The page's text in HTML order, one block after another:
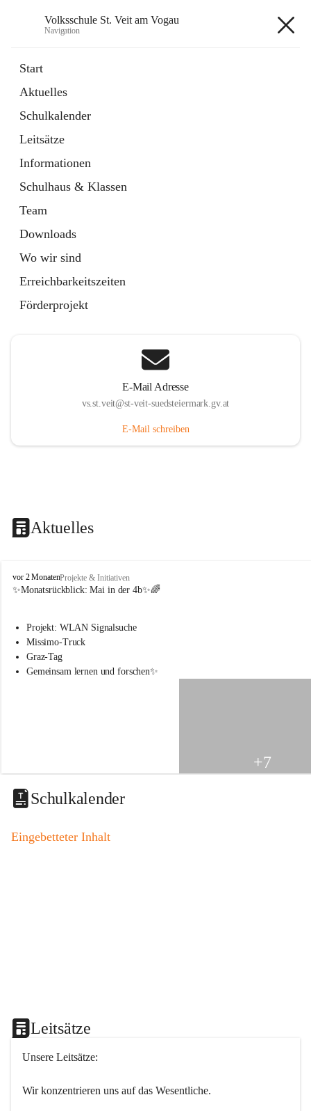
Volksschule St. Veit am Vogau
Navigation
Start
Aktuelles
Schulkalender
Leitsätze
Informationen
Schulhaus & Klassen
Team
Downloads
Wo wir sind
Erreichbarkeitszeiten
Förderprojekt
E-Mail Adresse
vs.st.veit@st-veit-suedsteiermark.gv.at
E-Mail schreiben
Aktuelles
V
o
s
s
c
i
t
a
o
vor 2 MonatenProjekte & Initiativen
✨Monatsrückblick: Mai in der 4b✨🌈
Projekt: WLAN Signalsuche
Missimo-Truck
Graz-Tag
Gemeinsam lernen und forschen✨
+7
Schulkalender
Eingebetteter Inhalt
Leitsätze
Unsere Leitsätze:
Wir konzentrieren uns auf das Wesentliche.